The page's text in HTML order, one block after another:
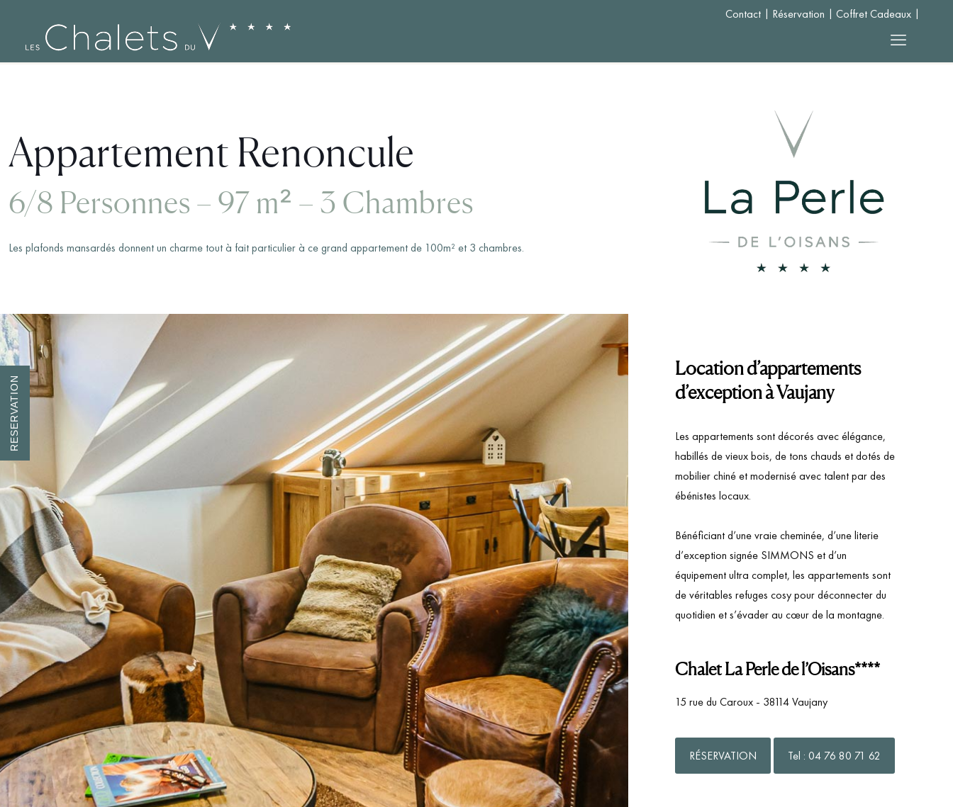
Contact | Réservation | Coffret Cadeaux |
Appartement Renoncule
6/8 Personnes – 97 m² – 3 Chambres
Les plafonds mansardés donnent un charme tout à fait particulier à ce grand appartement de 100m² et 3 chambres.
Location d’appartements
d’exception à Vaujany
Les appartements sont décorés avec élégance,
habillés de vieux bois, de tons chauds et dotés de
mobilier chiné et modernisé avec talent par des
ébénistes locaux.
Bénéficiant d’une vraie cheminée, d’une literie
d’exception signée SIMMONS et d’un
équipement ultra complet, les appartements sont
de véritables refuges cosy pour déconnecter du
quotidien et s’évader au cœur de la montagne.
Chalet La Perle de l’Oisans****
15 rue du Caroux - 38114 Vaujany
RÉSERVATION Tel : 04 76 80 71 62
RESERVATION